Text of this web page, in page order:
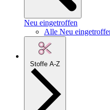
Neu eingetroffen
Alle Neu
Stoffe A-Z